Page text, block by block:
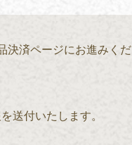
決済ページにお進みくだ
送付いたします。